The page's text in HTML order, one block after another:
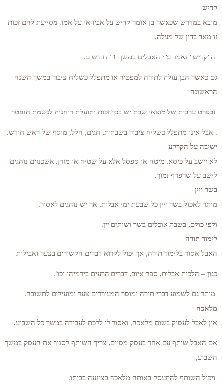
קדיש
מובא במדרש שכאשר בן אומר קדיש על אביו או על אמו. מסייעת להם זכות
זו מאד בדין של מעלה.
ה"קדיש" נאמר ע"י האבלים במשך 11 חודשים.
גם כאשר הבן עולה לתורה למפטיר או מתפלל כשליח ציבור במשך השנה
הראשונה
ובפרט ערבית של מוצאי שבת יש בכך זכות ותועלת רוחנית לנשמת הנפטר
. אבל אינו מתפלל כשליח ציבור בשבתות, חגים, הלל, מוסף של ראש חודש.
ישיבה על הקרקע
לא יישב על כיסא, מיטה או ספסל אלא על שטיח או מזרן. אשכנזים נוהגים
לישב על שרפרף נמוך.
בשר ויין
מותר לאכול בשר ויין כל שבעת ימי אבלות, אך יש נוהגים לאסור.
ולפי כולם, בשבת אוכלים בשר ושותים יין.
לימוד תורה
האבל אסור בלימוד תורה, אך יכול לקרוא דברים הקשורים בצער ואבילות
כגון – הלכות אבלות, ספר איוב, דברים הרעים בירמיהו וכו’.
מותר גם לשמוע דברי תורה ומוסר המעוררים צער ומועילים לתשובה.
מלאכה
אין לאבל לעסוק בשום מלאכה, ואסור לו ללכת לעבודה במשך כל השבוע.
אם האבל שותף עם אחר בעסק מסוים, צריך השותף לסגור את העסק במשך
השבוע,
ויכול השותף להתעסק באותה מלאכה בצינעה בביתו.